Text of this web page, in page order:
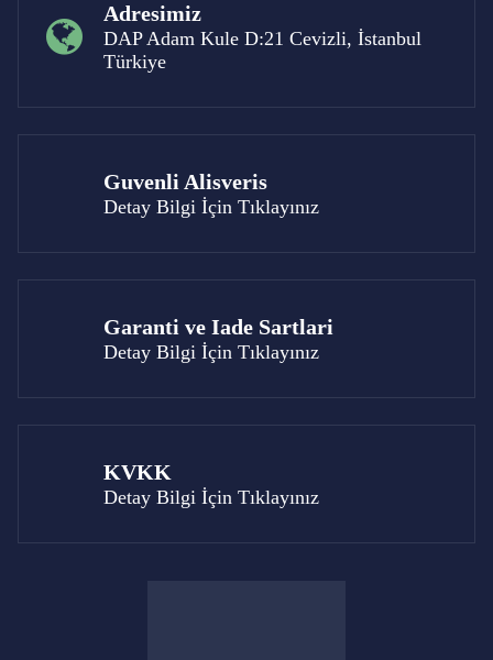
Adresimiz
DAP Adam Kule D:21 Cevizli, İstanbul
Türkiye
Guvenli Alisveris
Detay Bilgi İçin Tıklayınız
Garanti ve Iade Sartlari
Detay Bilgi İçin Tıklayınız
KVKK
Detay Bilgi İçin Tıklayınız